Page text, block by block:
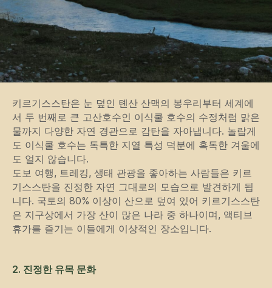
키르기스스탄은 눈 덮인 톈산 산맥의 봉우리부터 세계에
서 두 번째로 큰 고산호수인 이식쿨 호수의 수정처럼 맑은
물까지 다양한 자연 경관으로 감탄을 자아냅니다. 놀랍게
도 이식쿨 호수는 독특한 지열 특성 덕분에 혹독한 겨울에
도 얼지 않습니다.
도보 여행, 트레킹, 생태 관광을 좋아하는 사람들은 키르
기스스탄을 진정한 자연 그대로의 모습으로 발견하게 됩
니다. 국토의 80% 이상이 산으로 덮여 있어 키르기스스탄
은 지구상에서 가장 산이 많은 나라 중 하나이며, 액티브
휴가를 즐기는 이들에게 이상적인 장소입니다.
2. 진정한 유목 문화